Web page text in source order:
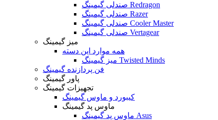
صندلی گیمینگ Redragon
صندلی گیمینگ Razer
صندلی گیمینگ Cooler Master
صندلی گیمینگ Vertagear
میز گیمینگ
همه موارد این دسته
میز گیمینگ Twisted Minds
فن پردازنده گیمینگ
پاور گیمینگ
تجهیزات گیمینگ
کیبورد و ماوس گیمینگ
ماوس پد گیمینگ
ماوس پد گیمینگ Asus